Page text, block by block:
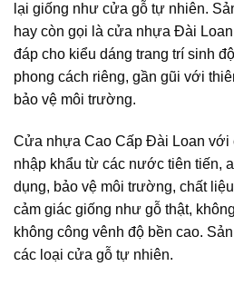
lại giống như cửa gỗ tự nhiên.
hay còn gọi là cửa nhựa Đài
đáp cho kiểu dáng trang trí sinh
phong cách riêng, gần gũi với
bảo vệ môi trường.
Cửa nhựa Cao Cấp Đài Loan với
nhập khẩu từ các nước tiên tiến,
dụng, bảo vệ môi trường, chất
cảm giác giống như gỗ thật,
không công vênh độ bền cao.
các loại cửa gỗ tự nhiên.